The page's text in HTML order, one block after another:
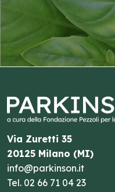
Via Zuretti 35
20125 Milano (MI)
info@parkinson.it
Tel. 02 66 71 04 23